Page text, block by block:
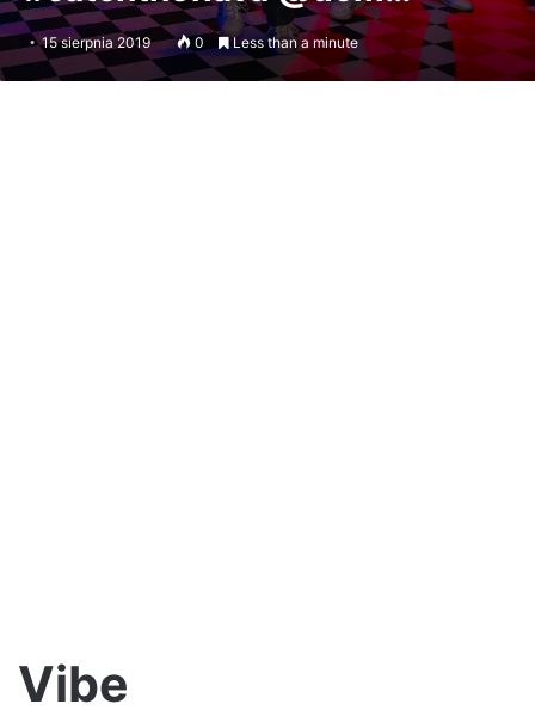
15 sierpnia 2019 0 Less than a minute
Vibe